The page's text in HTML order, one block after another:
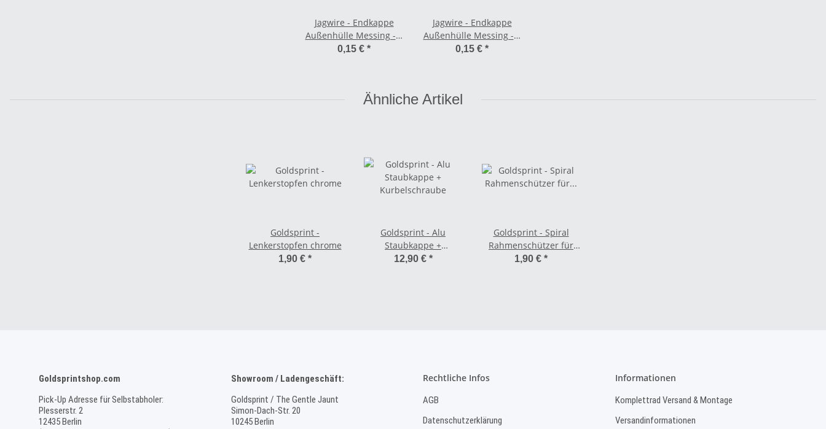
Jagwire - Endkappe
Außenhülle Messing - 5
mm silber
0,15 € *
Jagwire - Endkappe
Außenhülle Messing - 5
mm schwarz
0,15 € *
Ähnliche Artikel
Goldsprint -
Lenkerstopfen chrome
1,90 € *
Goldsprint - Alu
Staubkappe +
Kurbelschraube
12,90 € *
Goldsprint - Spiral
Rahmenschützer für
Brems-/Schaltzugaußenhüllen
1,90 € *
Goldsprintshop.com
Pick-Up Adresse für Selbstabholer:
Plesserstr. 2
12435 Berlin
Showroom / Ladengeschäft:
Goldsprint / The Gentle Jaunt
Simon-Dach-Str. 20
10245 Berlin
Rechtliche Infos
AGB
Datenschutzerklärung
Informationen
Komplettrad Versand & Montage
Versandinformationen